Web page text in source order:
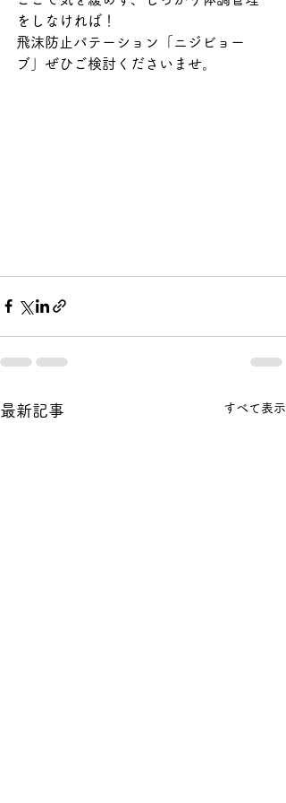
をしなければ！
飛沫防止パテーション「ニジビョー
ブ」ぜひご検討くださいませ。
最新記事 すべて表示